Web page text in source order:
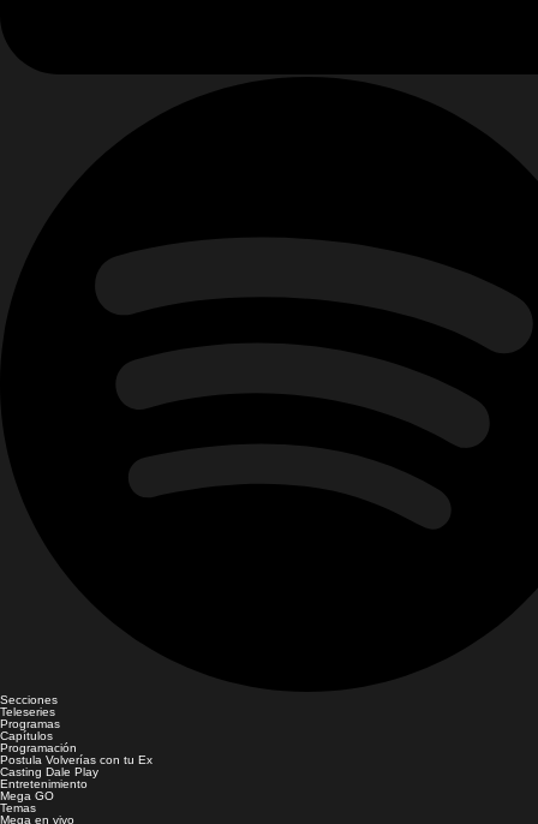
Secciones
Teleseries
Programas
Capítulos
Programación
Postula Volverías con tu Ex
Casting Dale Play
Entretenimiento
Mega GO
Temas
Mega en vivo